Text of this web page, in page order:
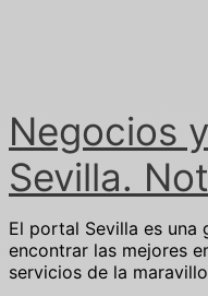
Negocios
Sevilla.
El portal Sevilla es una
encontrar las mejores
servicios de la